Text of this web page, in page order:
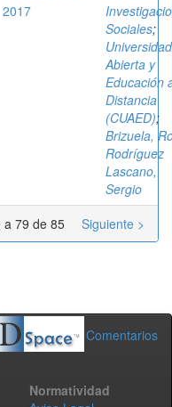
2017
Sociales;
Universidad
Abierta y
Educación
Distancia
(CUAED);
Brizuela,
Rodríguez
Lascano,
Sergio
a 79 de 85
Siguiente >
Comentarios
Normatividad